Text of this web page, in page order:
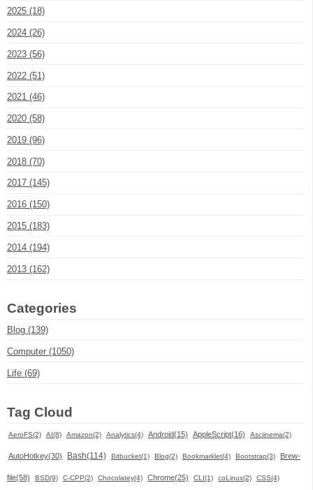
2025 (18)
2024 (26)
2023 (56)
2022 (51)
2021 (46)
2020 (58)
2019 (96)
2018 (70)
2017 (145)
2016 (150)
2015 (183)
2014 (194)
2013 (162)
Categories
Blog (139)
Computer (1050)
Life (69)
Tag Cloud
AeroFS(2) AI(8) Amazon(2) Analytics(4) Android(15) AppleScript(16) Asciinema(2)
AutoHotkey(30) Bash(114) Bitbucket(1) Blog(2) Bookmarklet(4) Bootstrap(3) Brew-
file(58) BSD(9) C-CPP(2) Chocolatey(4) Chrome(25) CLI(1) coLinux(2) CSS(4)